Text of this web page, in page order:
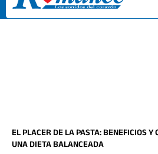
o
o
b
e
r
EL PLACER DE LA PASTA: BENEFICIOS
UNA DIETA BALANCEADA